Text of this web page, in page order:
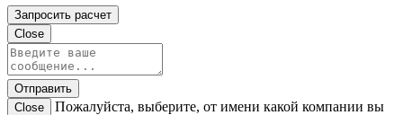
Запросить расчет
Close
Отправить
Close
Пожалуйста, выберите, от имени какой компании вы